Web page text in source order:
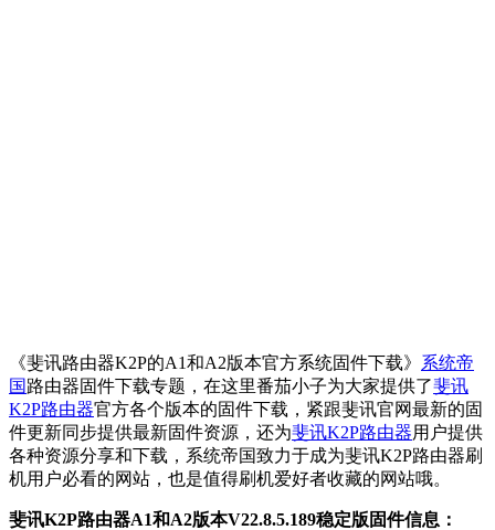
《斐讯路由器K2P的A1和A2版本官方系统固件下载》 系统帝
国路由器固件下载专题，在这里番茄小子为大家提供了斐讯
K2P路由器官方各个版本的固件下载，紧跟斐讯官网最新的固
件更新同步提供最新固件资源，还为斐讯K2P路由器用户提供
各种资源分享和下载，系统帝国致力于成为斐讯K2P路由器刷
机用户必看的网站，也是值得刷机爱好者收藏的网站哦。
斐讯K2P路由器A1和A2版本V22.8.5.189稳定版固件信息：